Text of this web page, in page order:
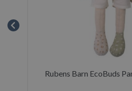
Rubens Barn EcoBuds